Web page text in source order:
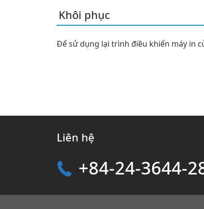
Khôi phục
Để sử dụng lại trình điều khiển máy in
Liên hệ
+84-24-3644-